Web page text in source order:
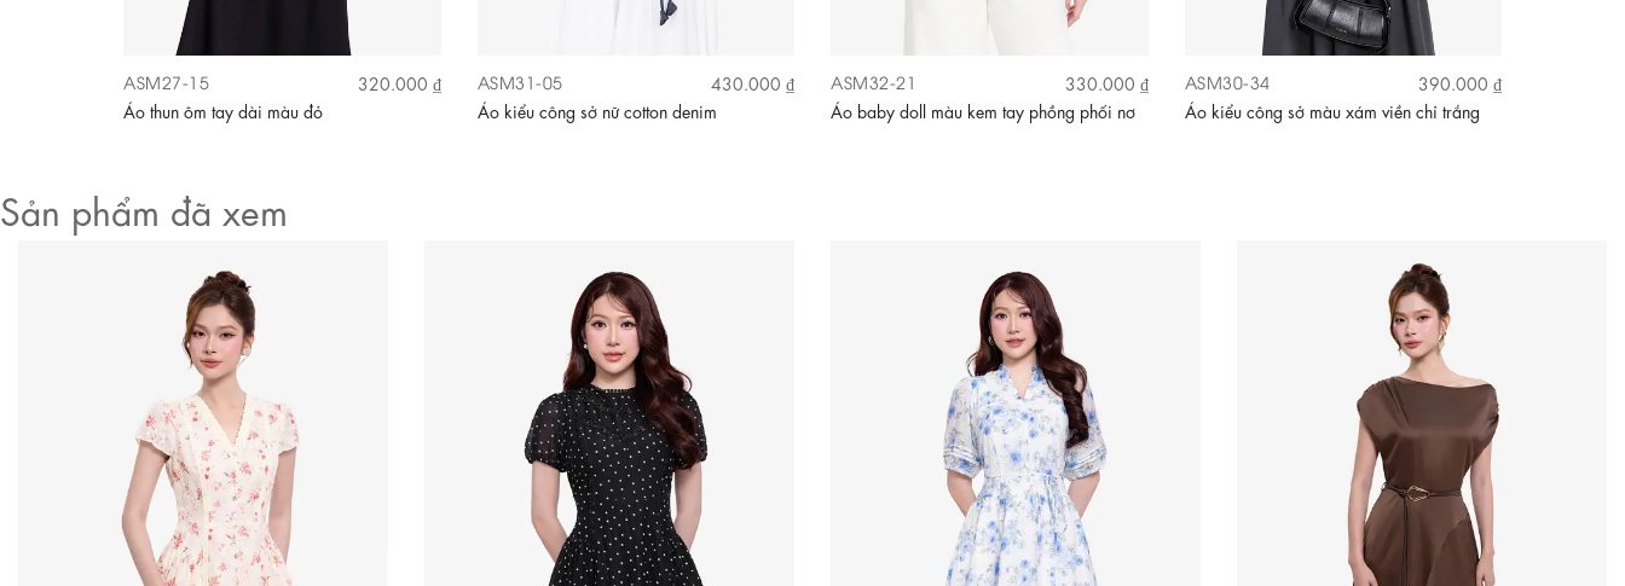
ASM27-15
320.000 ₫
Áo thun ôm tay dài màu đỏ
ASM31-05
430.000 ₫
Áo kiểu công sở nữ cotton denim
ASM32-21
330.000 ₫
Áo baby doll màu kem tay phồng phối nơ
ASM30-34
390.000 ₫
Áo kiểu công sở màu xám viền chỉ trắng
Sản phẩm đã xem